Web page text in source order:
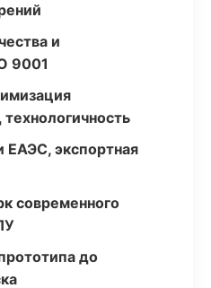
и
9001
ЕАЭС, экспортная
современного
до